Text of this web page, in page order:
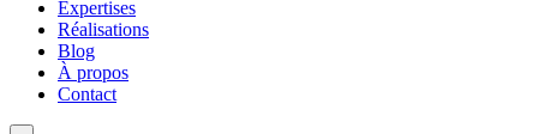
Expertises
Réalisations
Blog
À propos
Contact